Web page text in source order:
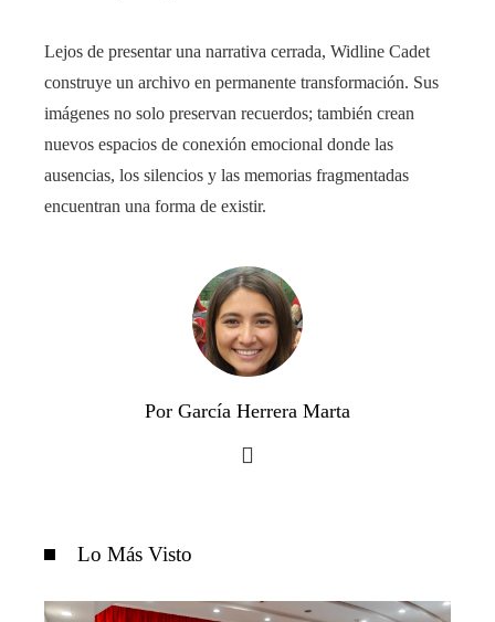
Lejos de presentar una narrativa cerrada, Widline Cadet
construye un archivo en permanente transformación. Sus
imágenes no solo preservan recuerdos; también crean
nuevos espacios de conexión emocional donde las
ausencias, los silencios y las memorias fragmentadas
encuentran una forma de existir.
Por García Herrera Marta
Lo Más Visto